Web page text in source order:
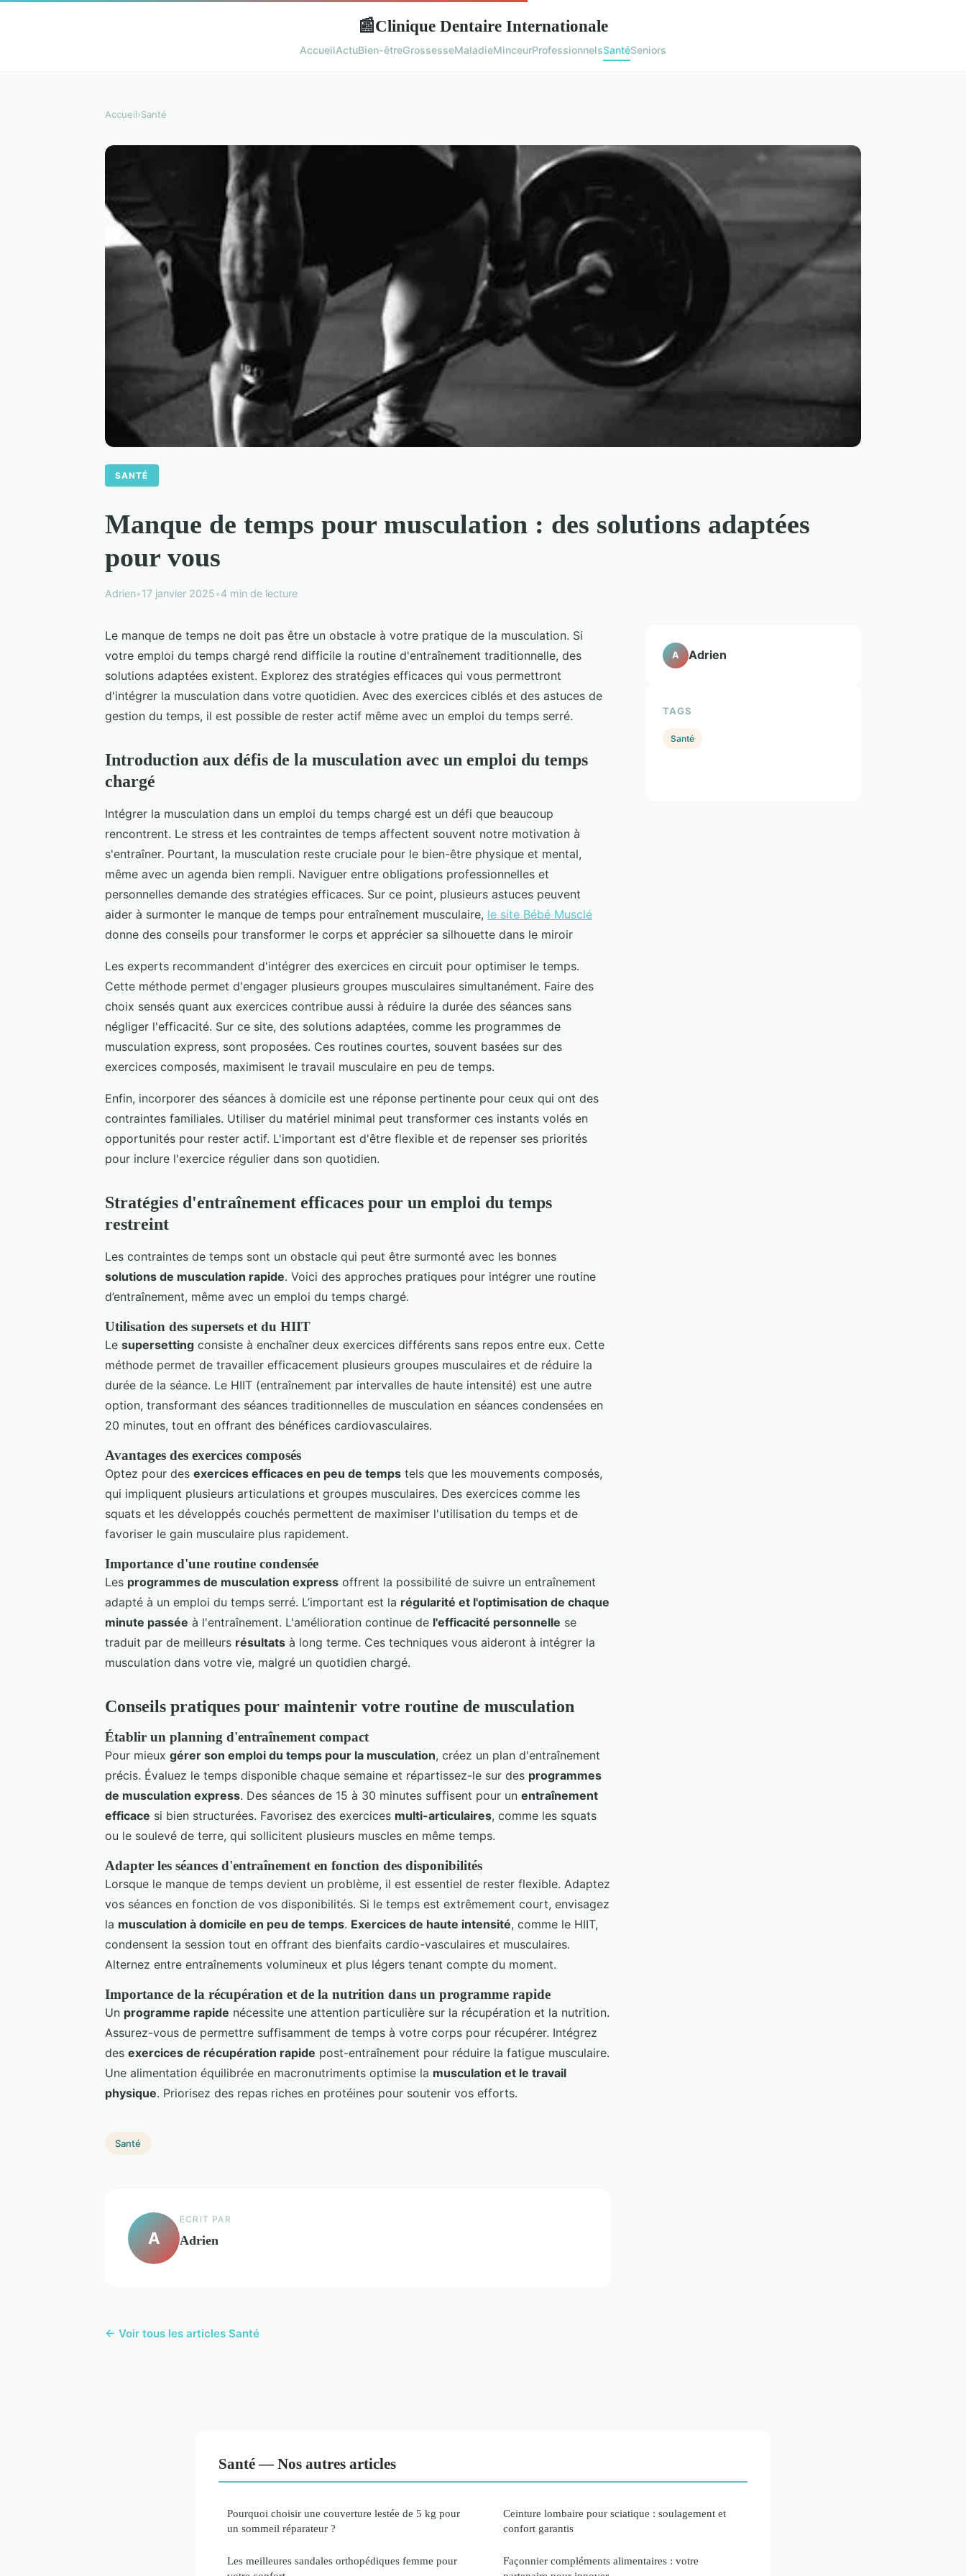
📰Clinique Dentaire Internationale
AccueilActuBien-êtreGrossesseMaladieMinceurProfessionnelsSantéSeniors
Accueil›Santé
SANTÉ
Manque de temps pour musculation : des solutions adaptées
pour vous
Adrien•17 janvier 2025•4 min de lecture
Le manque de temps ne doit pas être un obstacle à votre pratique de la musculation. Si
votre emploi du temps chargé rend difficile la routine d'entraînement traditionnelle, des
solutions adaptées existent. Explorez des stratégies efficaces qui vous permettront
d'intégrer la musculation dans votre quotidien. Avec des exercices ciblés et des astuces de
gestion du temps, il est possible de rester actif même avec un emploi du temps serré.
Introduction aux défis de la musculation avec un emploi du temps
chargé
Intégrer la musculation dans un emploi du temps chargé est un défi que beaucoup
rencontrent. Le stress et les contraintes de temps affectent souvent notre motivation à
s'entraîner. Pourtant, la musculation reste cruciale pour le bien-être physique et mental,
même avec un agenda bien rempli. Naviguer entre obligations professionnelles et
personnelles demande des stratégies efficaces. Sur ce point, plusieurs astuces peuvent
aider à surmonter le manque de temps pour entraînement musculaire, le site Bébé Musclé
donne des conseils pour transformer le corps et apprécier sa silhouette dans le miroir
Les experts recommandent d'intégrer des exercices en circuit pour optimiser le temps.
Cette méthode permet d'engager plusieurs groupes musculaires simultanément. Faire des
choix sensés quant aux exercices contribue aussi à réduire la durée des séances sans
négliger l'efficacité. Sur ce site, des solutions adaptées, comme les programmes de
musculation express, sont proposées. Ces routines courtes, souvent basées sur des
exercices composés, maximisent le travail musculaire en peu de temps.
Enfin, incorporer des séances à domicile est une réponse pertinente pour ceux qui ont des
contraintes familiales. Utiliser du matériel minimal peut transformer ces instants volés en
opportunités pour rester actif. L'important est d'être flexible et de repenser ses priorités
pour inclure l'exercice régulier dans son quotidien.
Stratégies d'entraînement efficaces pour un emploi du temps
restreint
Les contraintes de temps sont un obstacle qui peut être surmonté avec les bonnes
solutions de musculation rapide. Voici des approches pratiques pour intégrer une routine
d’entraînement, même avec un emploi du temps chargé.
Utilisation des supersets et du HIIT
Le supersetting consiste à enchaîner deux exercices différents sans repos entre eux. Cette
méthode permet de travailler efficacement plusieurs groupes musculaires et de réduire la
durée de la séance. Le HIIT (entraînement par intervalles de haute intensité) est une autre
option, transformant des séances traditionnelles de musculation en séances condensées en
20 minutes, tout en offrant des bénéfices cardiovasculaires.
Avantages des exercices composés
Optez pour des exercices efficaces en peu de temps tels que les mouvements composés,
qui impliquent plusieurs articulations et groupes musculaires. Des exercices comme les
squats et les développés couchés permettent de maximiser l'utilisation du temps et de
favoriser le gain musculaire plus rapidement.
Importance d'une routine condensée
Les programmes de musculation express offrent la possibilité de suivre un entraînement
adapté à un emploi du temps serré. L’important est la régularité et l'optimisation de chaque
minute passée à l'entraînement. L'amélioration continue de l'efficacité personnelle se
traduit par de meilleurs résultats à long terme. Ces techniques vous aideront à intégrer la
musculation dans votre vie, malgré un quotidien chargé.
Conseils pratiques pour maintenir votre routine de musculation
Établir un planning d'entraînement compact
Pour mieux gérer son emploi du temps pour la musculation, créez un plan d'entraînement
précis. Évaluez le temps disponible chaque semaine et répartissez-le sur des programmes
de musculation express. Des séances de 15 à 30 minutes suffisent pour un entraînement
efficace si bien structurées. Favorisez des exercices multi-articulaires, comme les squats
ou le soulevé de terre, qui sollicitent plusieurs muscles en même temps.
Adapter les séances d'entraînement en fonction des disponibilités
Lorsque le manque de temps devient un problème, il est essentiel de rester flexible. Adaptez
vos séances en fonction de vos disponibilités. Si le temps est extrêmement court, envisagez
la musculation à domicile en peu de temps. Exercices de haute intensité, comme le HIIT,
condensent la session tout en offrant des bienfaits cardio-vasculaires et musculaires.
Alternez entre entraînements volumineux et plus légers tenant compte du moment.
Importance de la récupération et de la nutrition dans un programme rapide
Un programme rapide nécessite une attention particulière sur la récupération et la nutrition.
Assurez-vous de permettre suffisamment de temps à votre corps pour récupérer. Intégrez
des exercices de récupération rapide post-entraînement pour réduire la fatigue musculaire.
Une alimentation équilibrée en macronutriments optimise la musculation et le travail
physique. Priorisez des repas riches en protéines pour soutenir vos efforts.
Santé
A
ECRIT PAR
Adrien
← Voir tous les articles Santé
A Adrien
TAGS
Santé
Santé — Nos autres articles
Pourquoi choisir une couverture lestée de 5 kg pour
un sommeil réparateur ?
Les meilleures sandales orthopédiques femme pour
Ceinture lombaire pour sciatique : soulagement et
confort garantis
Façonnier compléments alimentaires : votre